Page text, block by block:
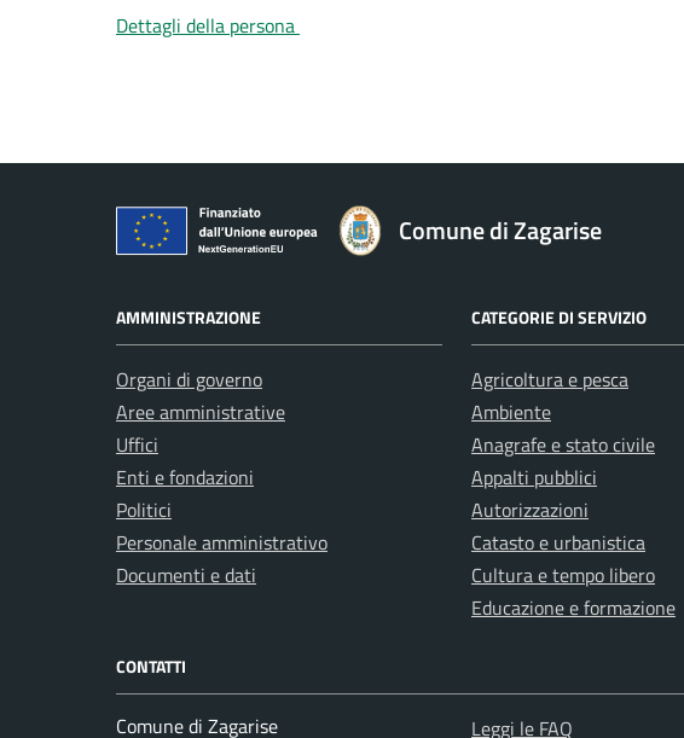
Dettagli della persona
Comune di Zagarise
AMMINISTRAZIONE
Organi di governo
Aree amministrative
Uffici
Enti e fondazioni
Politici
Personale amministrativo
Documenti e dati
CATEGORIE DI SERVIZIO
Agricoltura e pesca
Ambiente
Anagrafe e stato civile
Appalti pubblici
Autorizzazioni
Catasto e urbanistica
Cultura e tempo libero
Educazione e formazione
CONTATTI
Comune di Zagarise Leggi le FAQ